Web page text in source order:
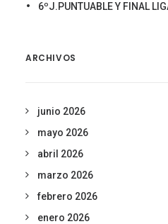
6ºJ.PUNTUABLE Y FINAL
ARCHIVOS
junio 2026
mayo 2026
abril 2026
marzo 2026
febrero 2026
enero 2026